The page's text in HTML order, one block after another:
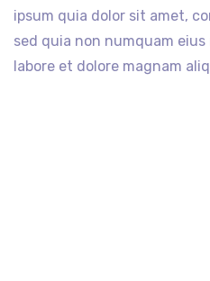
ipsum quia dolor sit amet,
sed quia non numquam
labore et dolore magnam